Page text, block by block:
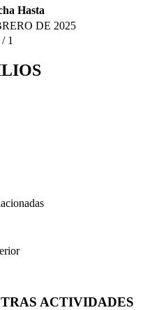
Hasta
DE 2025
/ 1
ACTIVIDADES